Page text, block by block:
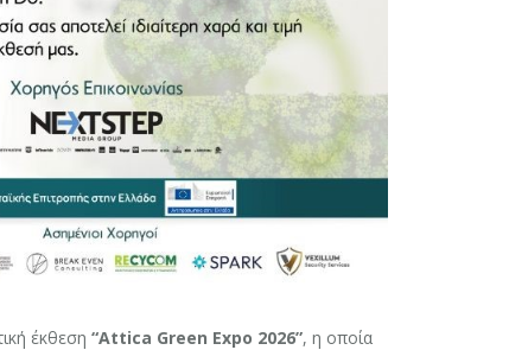
έκθεση “Attica Green Expo 2026”, η οποία